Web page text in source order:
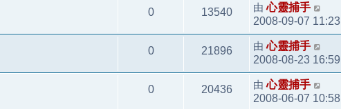
0 13540 由心靈捕手
2008-09-07 11:23
0 21896 由心靈捕手
2008-08-23 16:59
0 20436 由心靈捕手
2008-06-07 10:58